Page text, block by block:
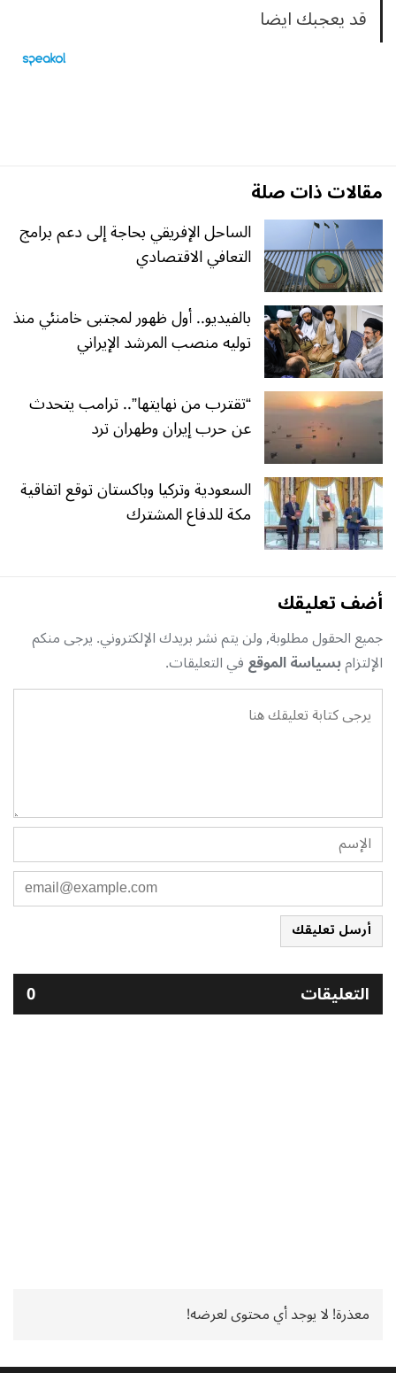
قد يعجبك ايضا
مقالات ذات صلة
الساحل الإفريقي بحاجة إلى دعم برامج
التعافي الاقتصادي
بالفيديو.. أول ظهور لمجتبى خامنئي منذ
توليه منصب المرشد الإيراني
“تقترب من نهايتها”.. ترامب يتحدث
عن حرب إيران وطهران ترد
السعودية وتركيا وباكستان توقع اتفاقية
مكة للدفاع المشترك
أضف تعليقك
جميع الحقول مطلوبة, ولن يتم نشر بريدك الإلكتروني. يرجى منكم
الإلتزامبسياسة الموقعفي التعليقات.
أرسل تعليقك
التعليقات 0
معذرة! لا يوجد أي محتوى لعرضه!